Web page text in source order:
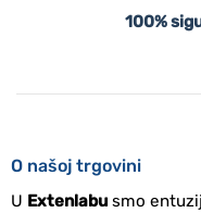
100%
O našoj trgovini
U Extenlabusmo